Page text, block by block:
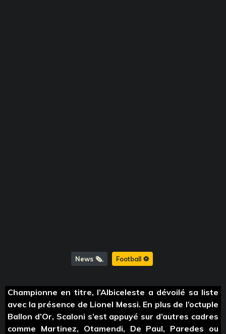
News 🗞️ Football ⚽️
Championne en titre, l’Albiceleste a dévoilé sa liste
avec la présence de Lionel Messi. En plus de l’octuple
Ballon d’Or, Scaloni s’est appuyé sur d’autres cadres
comme Martinez, Otamendi, De Paul, Paredes ou